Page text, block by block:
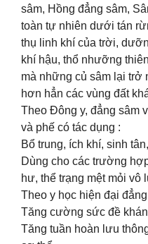
sâm, Hồng đẳng sâm,
toàn tự nhiên dưới tán
thụ linh khí của trời,
khí hậu, thổ nhưỡng
mà những củ sâm lại trở
hơn hẳn các vùng đất
Theo Đông y, đẳng sâm
và phế có tác dụng :
Bổ trung, ích khí, sinh
Dùng cho các trường
hư, thể trạng mệt mỏi
Theo y học hiện đại
Tăng cường sức đề
Tăng tuần hoàn lưu